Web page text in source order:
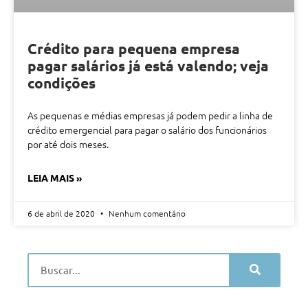
Crédito para pequena empresa
pagar salários já está valendo; veja
condições
As pequenas e médias empresas já podem pedir a linha de
crédito emergencial para pagar o salário dos funcionários
por até dois meses.
LEIA MAIS »
6 de abril de 2020 Nenhum comentário